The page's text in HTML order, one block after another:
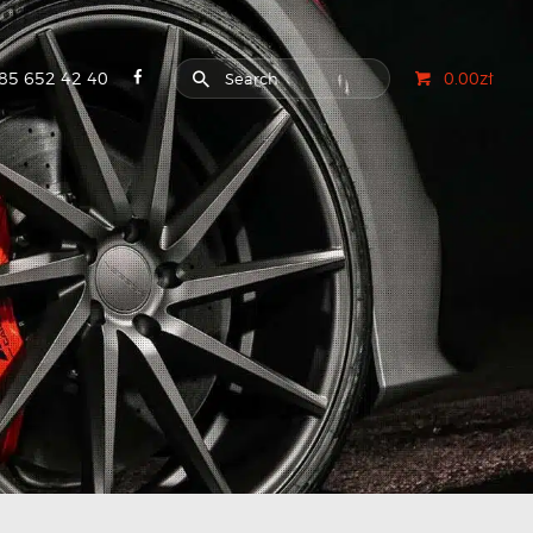
652 42 40 0.00zł